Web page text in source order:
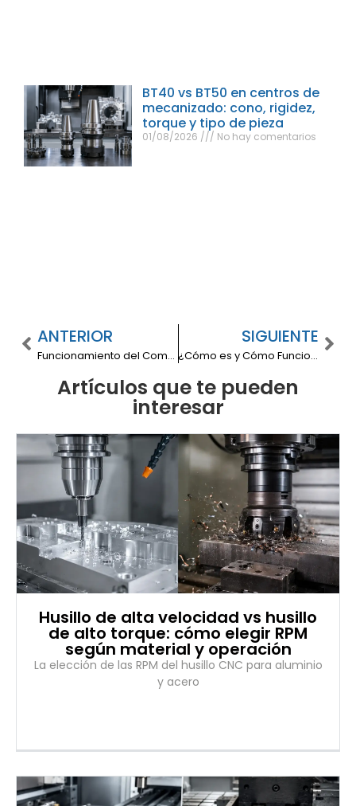
BT40 vs BT50 en centros de
mecanizado: cono, rigidez,
torque y tipo de pieza
01/08/2026 No hay comentarios
ANTERIOR
Funcionamiento del Compresor Aire Acondicionado
SIGUIENTE
¿Cómo es y Cómo Funciona el Compresor de Aire Estacionario?
Artículos que te pueden
interesar
Husillo de alta velocidad vs husillo
de alto torque: cómo elegir RPM
según material y operación
La elección de las RPM del husillo CNC para aluminio
y acero